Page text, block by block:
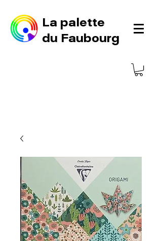
La palette
du Faubourg